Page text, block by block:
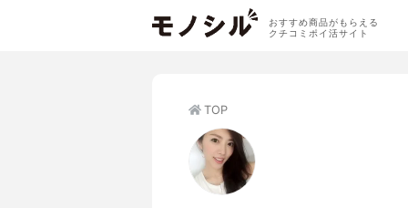
おすすめ商品がもらえる
クチコミポイ活サイト
TOP